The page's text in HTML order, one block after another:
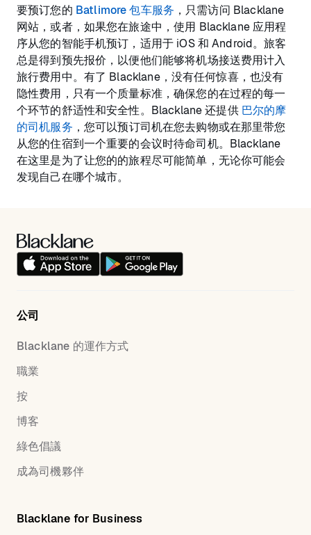
要预订您的 Batlimore 包车服务 ，只需访问 Blacklane
网站，或者，如果您在旅途中，使用 Blacklane 应用程
序从您的智能手机预订，适用于 iOS 和 Android。旅客
总是得到预先报价，以便他们能够将机场接送费用计入
旅行费用中。有了 Blacklane，没有任何惊喜，也没有
隐性费用，只有一个质量标准，确保您的在过程的每一
个环节的舒适性和安全性。Blacklane 还提供 巴尔的摩
的司机服务 ，您可以预订司机在您去购物或在那里带您
从您的住宿到一个重要的会议时待命司机。Blacklane
在这里是为了让您的的旅程尽可能简单，无论你可能会
发现自己在哪个城市。
公司
Blacklane 的運作方式
職業
按
博客
綠色倡議
成為司機夥伴
Blacklane for Business